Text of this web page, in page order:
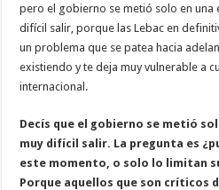
pero el gobierno se metió solo en una
difícil salir, porque las Lebac en
un problema que se patea hacia
existiendo y te deja muy vulnerable a
internacional.
Decís que el gobierno se metió
muy difícil salir. La pregunta es
este momento, o solo lo limitan
Porque aquellos que son críticos